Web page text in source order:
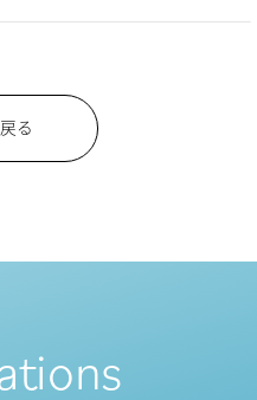
る